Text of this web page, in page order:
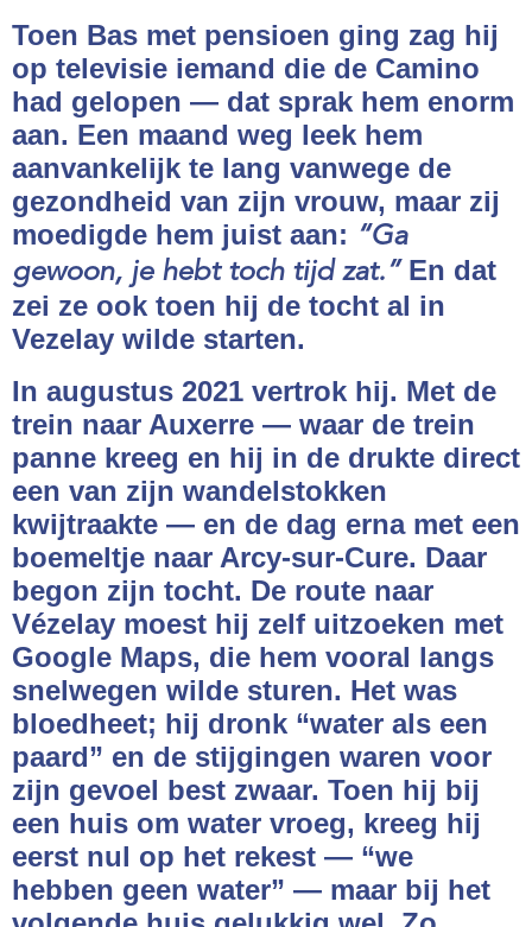
Toen Bas met pensioen ging zag hij
op televisie iemand die de Camino
had gelopen — dat sprak hem enorm
aan. Een maand weg leek hem
aanvankelijk te lang vanwege de
gezondheid van zijn vrouw, maar zij
moedigde hem juist aan: “Ga
gewoon, je hebt toch tijd zat.” En dat
zei ze ook toen hij de tocht al in
Vezelay wilde starten.
In augustus 2021 vertrok hij. Met de
trein naar Auxerre — waar de trein
panne kreeg en hij in de drukte direct
een van zijn wandelstokken
kwijtraakte — en de dag erna met een
boemeltje naar Arcy-sur-Cure. Daar
begon zijn tocht. De route naar
Vézelay moest hij zelf uitzoeken met
Google Maps, die hem vooral langs
snelwegen wilde sturen. Het was
bloedheet; hij dronk “water als een
paard” en de stijgingen waren voor
zijn gevoel best zwaar. Toen hij bij
een huis om water vroeg, kreeg hij
eerst nul op het rekest — “we
hebben geen water” — maar bij het